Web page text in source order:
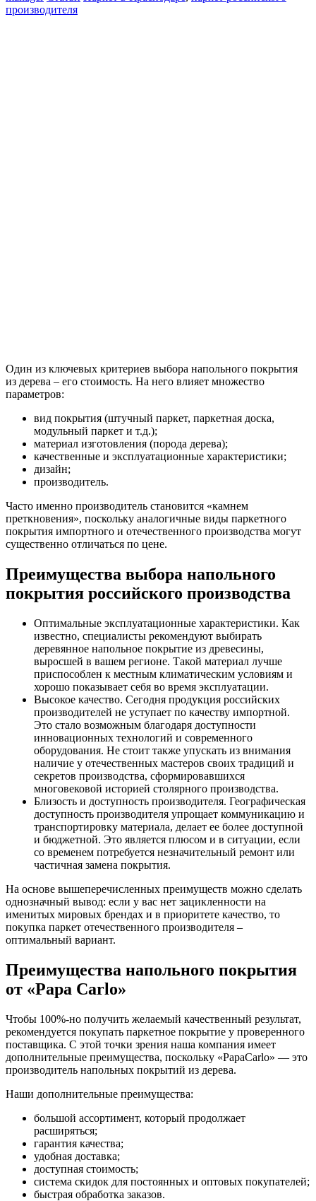
производителя
Один из ключевых критериев выбора напольного покрытия
из дерева – его стоимость. На него влияет множество
параметров:
вид покрытия (штучный паркет, паркетная доска,
модульный паркет и т.д.);
материал изготовления (порода дерева);
качественные и эксплуатационные характеристики;
дизайн;
производитель.
Часто именно производитель становится «камнем
преткновения», поскольку аналогичные виды паркетного
покрытия импортного и отечественного производства могут
существенно отличаться по цене.
Преимущества выбора напольного
покрытия российского производства
Оптимальные эксплуатационные характеристики. Как
известно, специалисты рекомендуют выбирать
деревянное напольное покрытие из древесины,
выросшей в вашем регионе. Такой материал лучше
приспособлен к местным климатическим условиям и
хорошо показывает себя во время эксплуатации.
Высокое качество. Сегодня продукция российских
производителей не уступает по качеству импортной.
Это стало возможным благодаря доступности
инновационных технологий и современного
оборудования. Не стоит также упускать из внимания
наличие у отечественных мастеров своих традиций и
секретов производства, сформировавшихся
многовековой историей столярного производства.
Близость и доступность производителя. Географическая
доступность производителя упрощает коммуникацию и
транспортировку материала, делает ее более доступной
и бюджетной. Это является плюсом и в ситуации, если
со временем потребуется незначительный ремонт или
частичная замена покрытия.
На основе вышеперечисленных преимуществ можно сделать
однозначный вывод: если у вас нет зацикленности на
именитых мировых брендах и в приоритете качество, то
покупка паркет отечественного производителя –
оптимальный вариант.
Преимущества напольного покрытия
от «Papa Carlo»
Чтобы 100%-но получить желаемый качественный результат,
рекомендуется покупать паркетное покрытие у проверенного
поставщика. С этой точки зрения наша компания имеет
дополнительные преимущества, поскольку «PapaCarlo» — это
производитель напольных покрытий из дерева.
Наши дополнительные преимущества:
большой ассортимент, который продолжает
расширяться;
гарантия качества;
удобная доставка;
доступная стоимость;
система скидок для постоянных и оптовых покупателей;
быстрая обработка заказов.